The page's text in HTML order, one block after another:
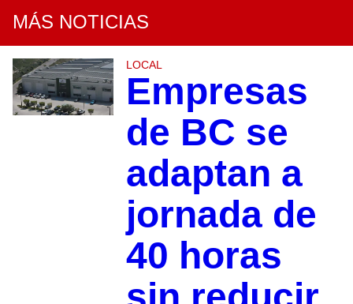
MÁS NOTICIAS
LOCAL
Empresas
de BC se
adaptan a
jornada de
40 horas